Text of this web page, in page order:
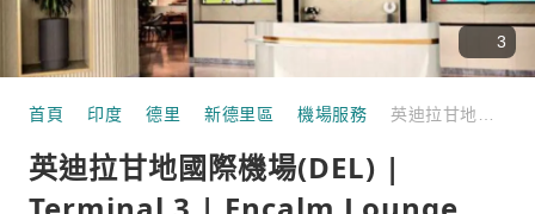
3
首頁 印度 德里 新德里區 機場服務
英迪拉甘地國際機場(DEL) |